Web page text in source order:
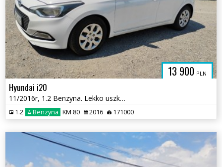
13 900 PLN
Hyundai i20
11/2016r, 1.2 Benzyna. Lekko uszkodzony prawy bok. Jeździ.
1.2 Benzyna KM 80 2016 171000